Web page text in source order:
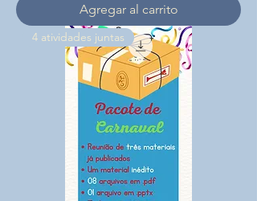
Agregar al carrito
4 atividades juntas